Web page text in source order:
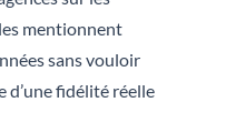
mentionnent
sans vouloir
d’une fidélité réelle